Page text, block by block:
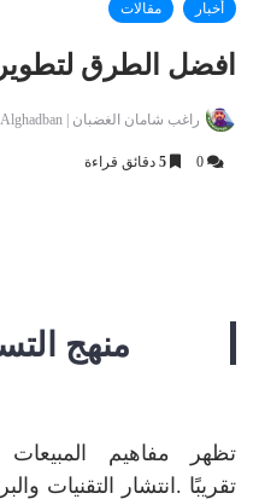
أخبار مقالات
افضل الطرق
راغب شامان الغضبان | Ragheb Shaman Alghadban
0
5 دقائق قراءة
منهج
تظهر مفاهيم
تقريبًا .انتشار التقنيات